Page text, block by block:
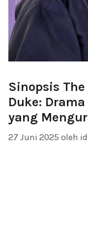
Sinopsis
Duke:
yang
27 Juni 2025 oleh